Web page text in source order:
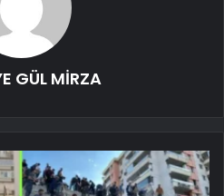
GÜL MİRZA